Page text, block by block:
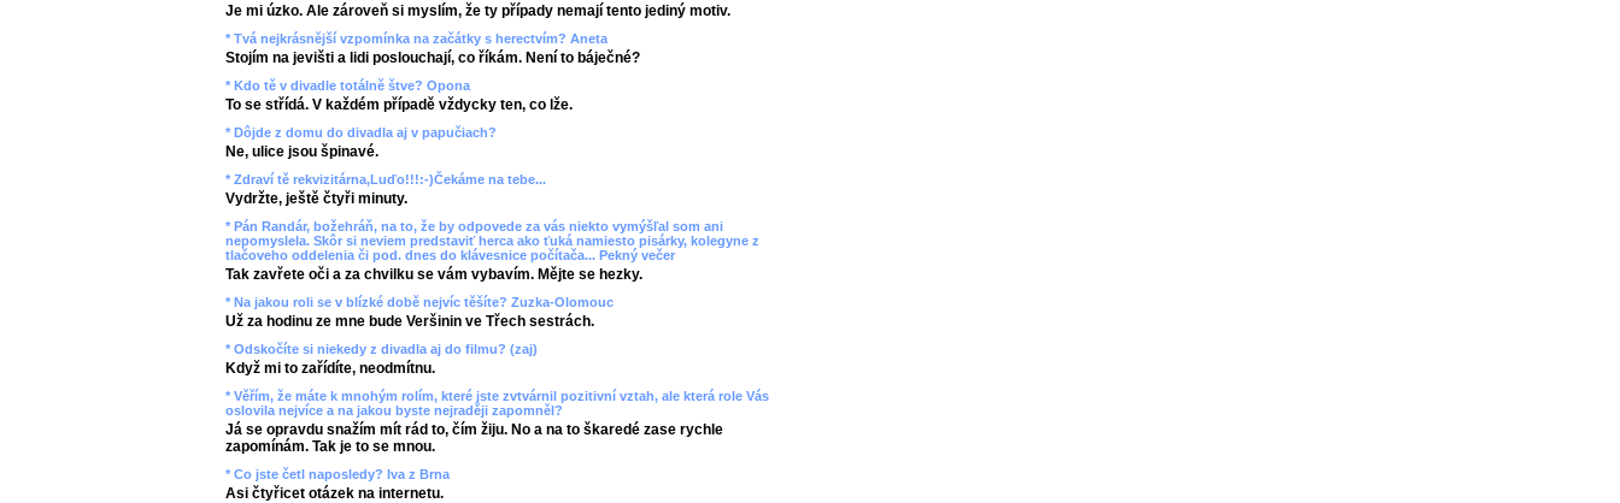
Je mi úzko. Ale zároveň si myslím, že ty případy nemají tento jediný motiv.
* Tvá nejkrásnější vzpomínka na začátky s herectvím? Aneta
Stojím na jevišti a lidi poslouchají, co říkám. Není to báječné?
* Kdo tě v divadle totálně štve? Opona
To se střídá. V každém případě vždycky ten, co lže.
* Dôjde z domu do divadla aj v papučiach?
Ne, ulice jsou špinavé.
* Zdraví tě rekvizitárna,Luďo!!!:-)Čekáme na tebe...
Vydržte, ještě čtyři minuty.
* Pán Randár, božehráň, na to, že by odpovede za vás niekto vymýšľal som ani
nepomyslela. Skôr si neviem predstaviť herca ako ťuká namiesto pisárky, kolegyne z
tlačoveho oddelenia či pod. dnes do klávesnice počítača... Pekný večer
Tak zavřete oči a za chvilku se vám vybavím. Mějte se hezky.
* Na jakou roli se v blízké době nejvíc těšíte? Zuzka-Olomouc
Už za hodinu ze mne bude Veršinin ve Třech sestrách.
* Odskočíte si niekedy z divadla aj do filmu? (zaj)
Když mi to zařídíte, neodmítnu.
* Věřím, že máte k mnohým rolím, které jste zvtvárnil pozitivní vztah, ale která role Vás
oslovila nejvíce a na jakou byste nejraději zapomněl?
Já se opravdu snažím mít rád to, čím žiju. No a na to škaredé zase rychle
zapomínám. Tak je to se mnou.
* Co jste četl naposledy? Iva z Brna
Asi čtyřicet otázek na internetu.